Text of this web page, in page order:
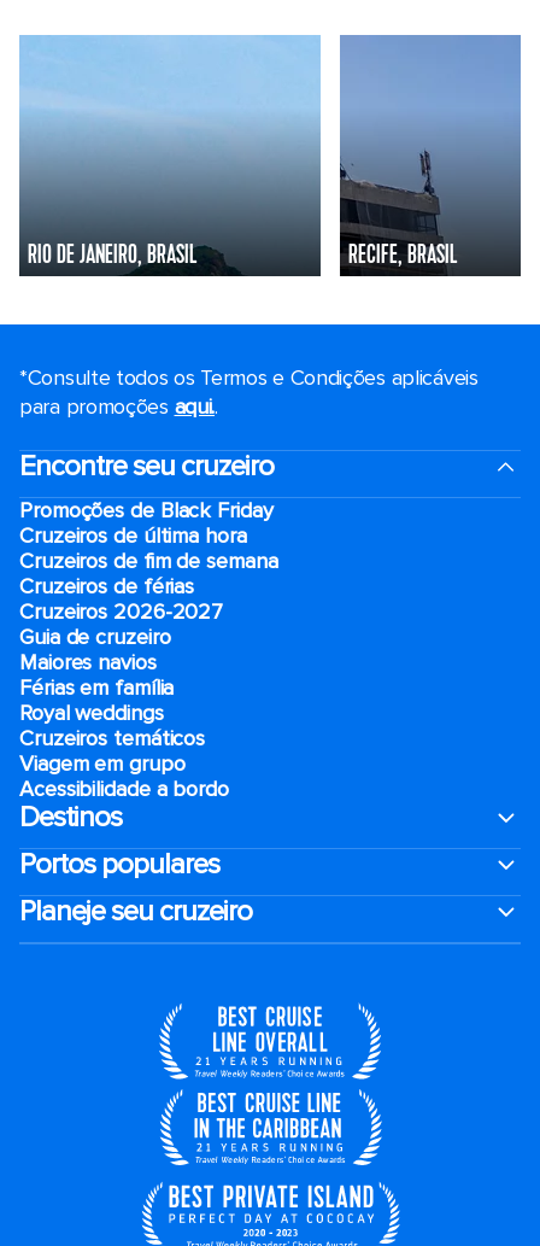
RIO DE JANEIRO, BRASIL RECIFE, BRASIL
*Consulte todos os Termos e Condições aplicáveis ​​
para promoções aqui..
Encontre seu cruzeiro
Promoções de Black Friday
Cruzeiros de última hora
Cruzeiros de fim de semana
Cruzeiros de férias
Cruzeiros 2026-2027
Guia de cruzeiro
Maiores navios
Férias em família
Royal weddings
Cruzeiros temáticos
Viagem em grupo
Acessibilidade a bordo
Destinos
Portos populares
Planeje seu cruzeiro